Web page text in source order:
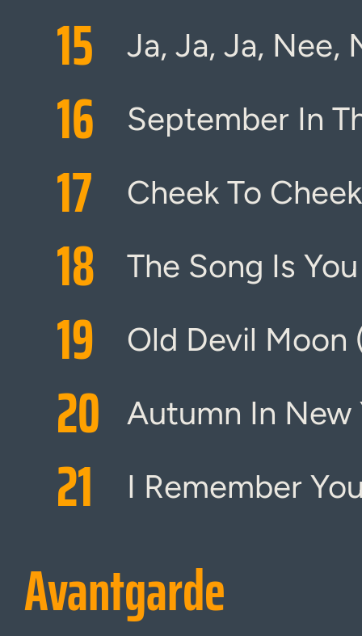
15 Ja, Ja, Ja, Nee,
16 September In
17 Cheek To Cheek
18 The Song Is You
19 Old Devil Moon
20 Autumn In New
21 I Remember
Avantgarde